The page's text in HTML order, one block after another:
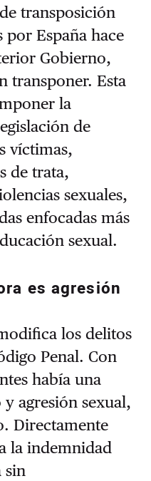
transposición
España hace
Gobierno,
transponer. Esta
la
de
víctimas,
de trata,
sexuales,
enfocadas más
sexual.
es agresión
los delitos
Penal. Con
había una
agresión sexual,
Directamente
la indemnidad
sin